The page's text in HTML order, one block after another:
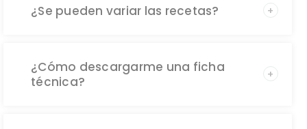
¿Se pueden variar las recetas?
¿Cómo descargarme una ficha
técnica?